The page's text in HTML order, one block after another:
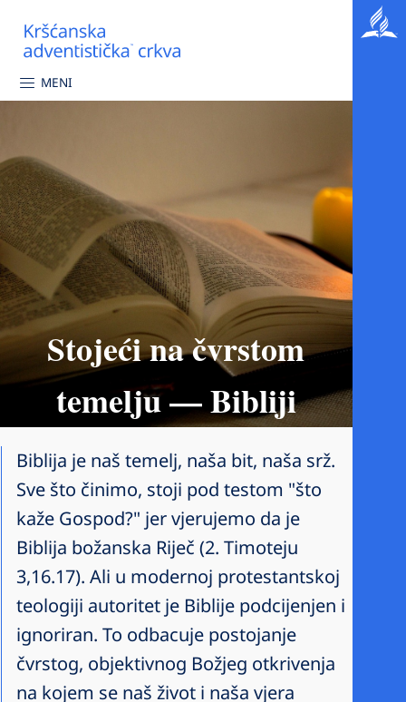
MENI
Stojeći na čvrstom
temelju — Bibliji
Biblija je naš temelj, naša bit, naša srž.
Sve što činimo, stoji pod testom "što
kaže Gospod?" jer vjerujemo da je
Biblija božanska Riječ (2. Timoteju
3,16.17). Ali u modernoj protestantskoj
teologiji autoritet je Biblije podcijenjen i
ignoriran. To odbacuje postojanje
čvrstog, objektivnog Božjeg otkrivenja
na kojem se naš život i naša vjera